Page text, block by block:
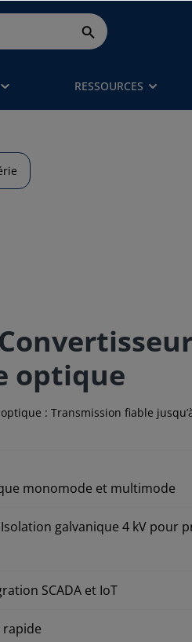
RESSOURCES
optique
: Transmission fiable
monomode et multimode
galvanique 4 kV pour
SCADA et IoT